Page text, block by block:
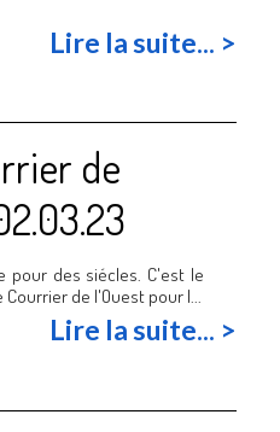
Lire la suite... >
de
pour des siécles. C'est le
de l'Ouest pour l...
Lire la suite... >